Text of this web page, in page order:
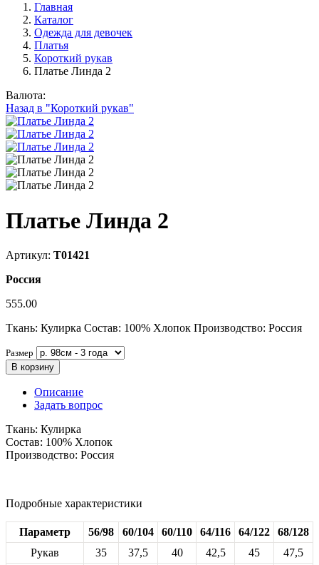
Главная
Каталог
Одежда для девочек
Платья
Короткий рукав
Платье Линда 2
Валюта:
Назад в "Короткий рукав"
Платье Линда 2
Артикул: Т01421
Россия
555.00
Ткань: Кулирка Состав: 100% Хлопок Производство: Россия
Размер
В корзину
Описание
Задать вопрос
Ткань: Кулирка
Состав: 100% Хлопок
Производство: Россия
Подробные характеристики
Параметр 56/98 60/104 60/110 64/116 64/122
68/128
Рукав
35 37,5 40 42,5 45 47,5